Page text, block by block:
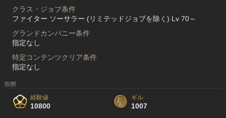
クラス・ジョブ条件
ファイター ソーサラー (リミテッドジョブを除く) Lv 70～
グランドカンパニー条件
指定なし
特定コンテンツクリア条件
指定なし
報酬
経験値
10800
ギル
1007